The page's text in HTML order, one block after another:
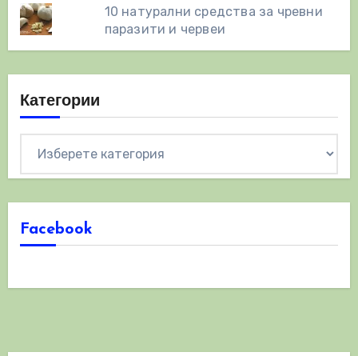
10 натурални средства за чревни
паразити и червеи
Категории
Facebook